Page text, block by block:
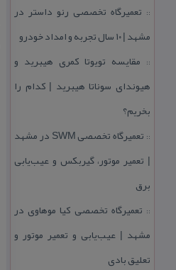
:: تعمیرگاه تخصصی رنو داستر در
مشهد | ۱۰ سال تجربه و امداد خودرو
:: مقایسه تویوتا كمری هیبرید و
هیوندای سوناتا هیبرید | كدام را
بخریم؟
::
تعمیرگاه تخصصی SWM در مشهد
| تعمیر موتور، گیربكس و عیب‌یابی
برق
:: تعمیرگاه تخصصی كیا موهاوی در
مشهد | عیب‌یابی و تعمیر موتور و
تعلیق بادی